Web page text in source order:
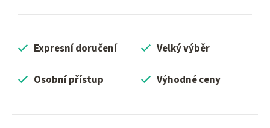
Expresní doručení Velký výběr
Osobní přístup Výhodné ceny